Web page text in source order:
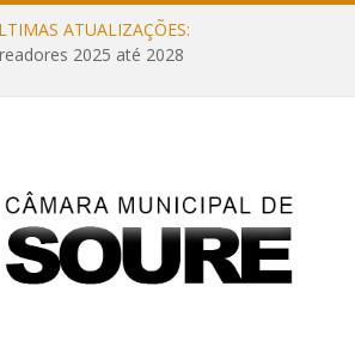
ATUALIZAÇÕES:
2025 até 2028